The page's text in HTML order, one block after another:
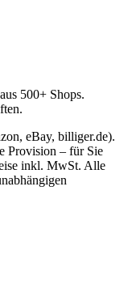
500+ Shops.
eBay, billiger.de).
Provision – für Sie
inkl. MwSt. Alle